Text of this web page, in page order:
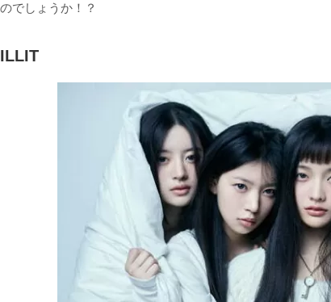
のでしょうか！？
ILLIT